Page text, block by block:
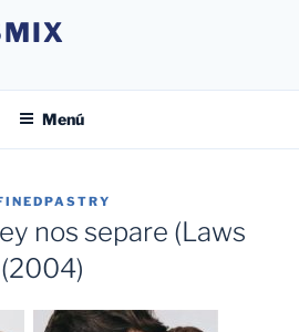
Menú
nos separe (Laws